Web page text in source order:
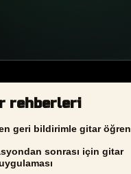
rehberleri
geri bildirimle gitar öğren
sonrası için gitar